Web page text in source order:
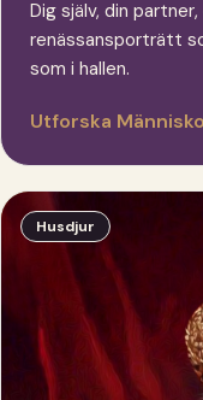
Dig själv, din
renässansporträtt
som i hallen.
Utforska
Husdjur